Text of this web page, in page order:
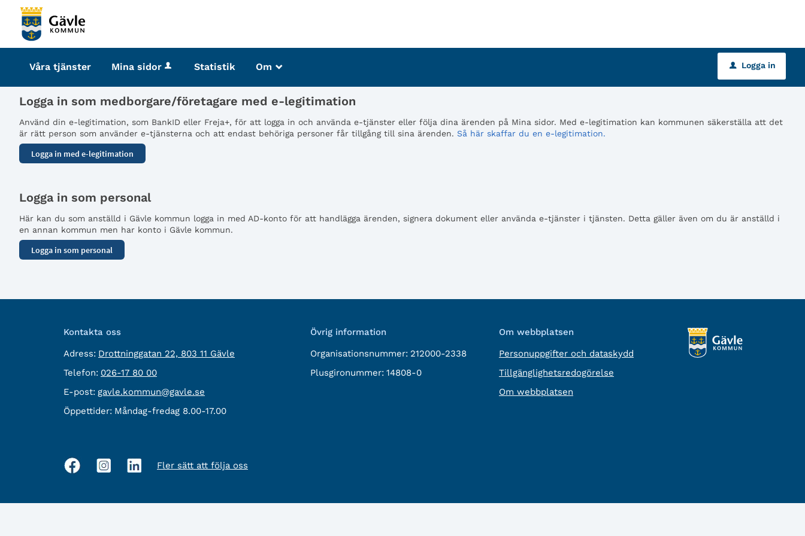
Välkommen
tjänster
Gävle
kommun
Våra tjänster Mina sidor Statistik Om _ u Logga in
Logga in som medborgare/företagare med e-legitimation
Använd din e-legitimation, som BankID eller Freja+, för att logga in och använda e-tjänster eller följa dina ärenden på Mina sidor. Med e-legitimation kan kommunen säkerställa att det
är rätt person som använder e-tjänsterna och att endast behöriga personer får tillgång till sina ärenden. Så här skaffar du en e-legitimation.
Logga in som personal
Här kan du som anställd i Gävle kommun logga in med AD-konto för att handlägga ärenden, signera dokument eller använda e-tjänster i tjänsten. Detta gäller även om du är anställd i
en annan kommun men har konto i Gävle kommun.
Kontakta oss
Adress: besöksadress:
Drottninggatan 22, 803 11 Gävle
Telefon: Telefon:
026-17 80 00
E-post: E-
post:
gavle.kommun@gavle.se
Öppettider: Måndag-fredag 8.00-17.00
Övrig information
Organisationsnummer: 212000-2338
Plusgironummer: 14808-0
Om webbplatsen
Personuppgifter och dataskydd
Tillgänglighetsredogörelse
Om webbplatsen
Sociala
Fler sätt att följa oss